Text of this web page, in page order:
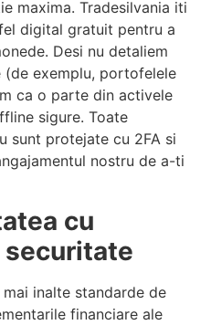
maxima. Tradesilvania iti
digital gratuit pentru a
Desi nu detaliem
exemplu, portofelele
ca o parte din activele
sigure. Toate
sunt protejate cu 2FA si
nostru de a-ti
cu
securitate
inalte standarde de
financiare ale